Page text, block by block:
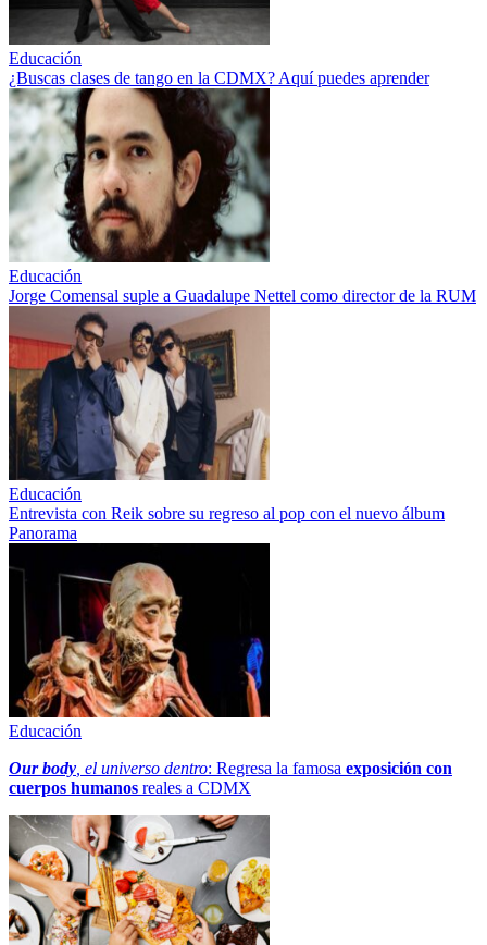
Educación
¿Buscas clases de tango en la CDMX? Aquí puedes aprender
Educación
Jorge Comensal suple a Guadalupe Nettel como director de la RUM
Educación
Entrevista con Reik sobre su regreso al pop con el nuevo álbum
Panorama
Educación
Our body , el universo dentro: Regresa la famosa exposición con
cuerpos humanos reales a CDMX